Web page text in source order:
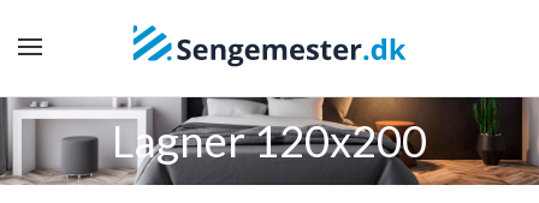
Lagner 120x200